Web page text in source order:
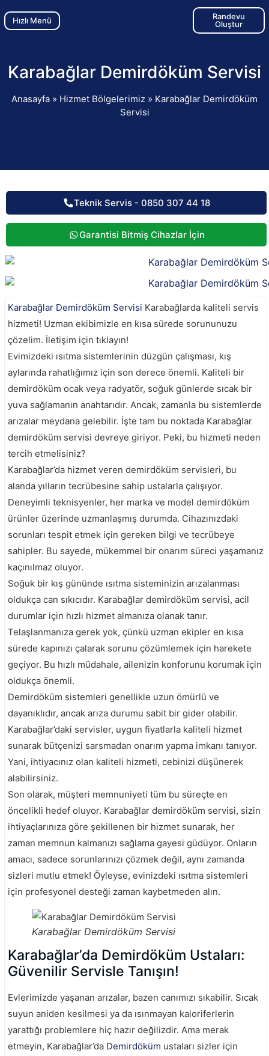
Hızlı Menü
Randevu
Oluştur
Karabağlar Demirdöküm Servisi
Anasayfa » Hizmet Bölgelerimiz » Karabağlar Demirdöküm
Servisi
Teknik Servis - 0850 307 44 18
Garantisi Bitmiş Cihazlar İçin
Karabağlar Demirdöküm Servisi Karabağlarda kaliteli servis
hizmeti! Uzman ekibimizle en kısa sürede sorununuzu
çözelim. İletişim için tıklayın!
Evimizdeki ısıtma sistemlerinin düzgün çalışması, kış
aylarında rahatlığımız için son derece önemli. Kaliteli bir
demirdöküm ocak veya radyatör, soğuk günlerde sıcak bir
yuva sağlamanın anahtarıdır. Ancak, zamanla bu sistemlerde
arızalar meydana gelebilir. İşte tam bu noktada Karabağlar
demirdöküm servisi devreye giriyor. Peki, bu hizmeti neden
tercih etmelisiniz?
Karabağlar’da hizmet veren demirdöküm servisleri, bu
alanda yılların tecrübesine sahip ustalarla çalışıyor.
Deneyimli teknisyenler, her marka ve model demirdöküm
ürünler üzerinde uzmanlaşmış durumda. Cihazınızdaki
sorunları tespit etmek için gereken bilgi ve tecrübeye
sahipler. Bu sayede, mükemmel bir onarım süreci yaşamanız
kaçınılmaz oluyor.
Soğuk bir kış gününde ısıtma sisteminizin arızalanması
oldukça can sıkıcıdır. Karabağlar demirdöküm servisi, acil
durumlar için hızlı hizmet almanıza olanak tanır.
Telaşlanmanıza gerek yok, çünkü uzman ekipler en kısa
sürede kapınızı çalarak sorunu çözümlemek için harekete
geçiyor. Bu hızlı müdahale, ailenizin konforunu korumak için
oldukça önemli.
Demirdöküm sistemleri genellikle uzun ömürlü ve
dayanıklıdır, ancak arıza durumu sabit bir gider olabilir.
Karabağlar’daki servisler, uygun fiyatlarla kaliteli hizmet
sunarak bütçenizi sarsmadan onarım yapma imkanı tanıyor.
Yani, ihtiyacınız olan kaliteli hizmeti, cebinizi düşünerek
alabilirsiniz.
Son olarak, müşteri memnuniyeti tüm bu süreçte en
öncelikli hedef oluyor. Karabağlar demirdöküm servisi, sizin
ihtiyaçlarınıza göre şekillenen bir hizmet sunarak, her
zaman memnun kalmanızı sağlama gayesi güdüyor. Onların
amacı, sadece sorunlarınızı çözmek değil, aynı zamanda
sizleri mutlu etmek! Öyleyse, evinizdeki ısıtma sistemleri
için profesyonel desteği zaman kaybetmeden alın.
Karabağlar Demirdöküm Servisi
Karabağlar’da Demirdöküm Ustaları:
Güvenilir Servisle Tanışın!
Evlerimizde yaşanan arızalar, bazen canımızı sıkabilir. Sıcak
suyun aniden kesilmesi ya da ısınmayan kaloriferlerin
yarattığı problemlere hiç hazır değilizdir. Ama merak
etmeyin, Karabağlar’da Demirdöküm ustaları sizler için